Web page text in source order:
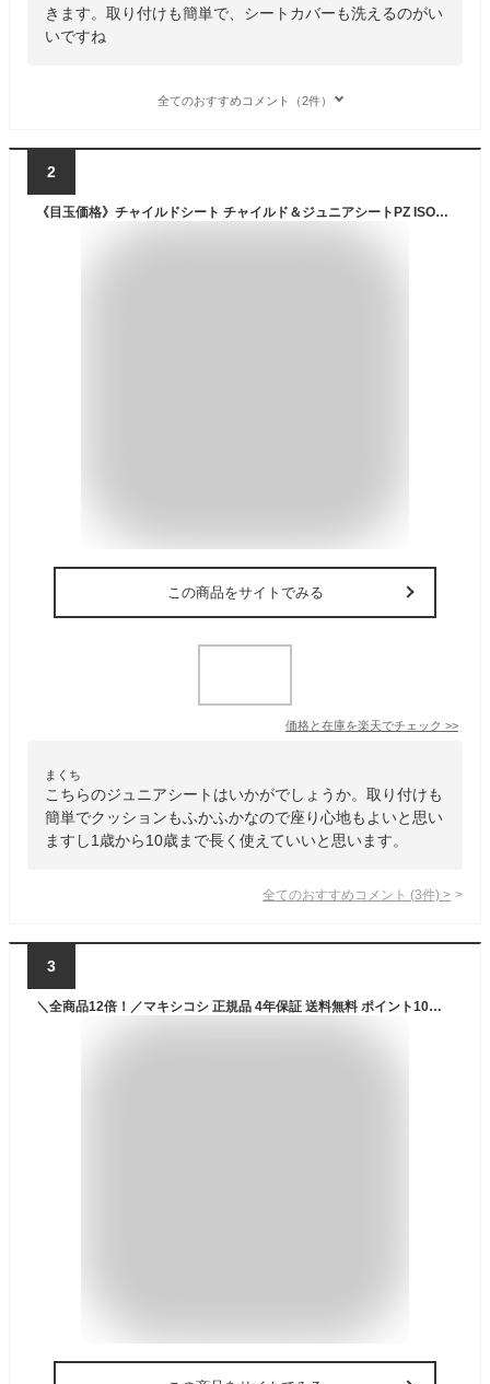
きます。取り付けも簡単で、シートカバーも洗えるのがい
いですね
全てのおすすめコメント（2件）
2
《目玉価格》チャイルドシート チャイルド＆ジュニアシートPZ ISOFIX送料無料 チャイルドシート ジュニアシート 長く使える 取り付け簡単 1歳から ロングユース チャイルド ジュニアシート 車【D】
この商品をサイトでみる
価格と在庫を楽天でチェック >>
まくち
こちらのジュニアシートはいかがでしょうか。取り付けも
簡単でクッションもふかふかなので座り心地もよいと思い
ますし1歳から10歳まで長く使えていいと思います。
全てのおすすめコメント (3件) >
3
＼全商品12倍！／マキシコシ 正規品 4年保証 送料無料 ポイント10倍 マキシコシ モリオン アイサイズ MORION i-size ジュニアシート ISOFIX R129【ナチュラルリビング】